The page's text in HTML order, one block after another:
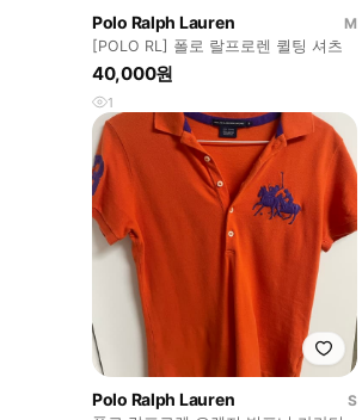
Polo Ralph Lauren
M
[POLO RL] 폴로 랄프로렌 퀼팅 셔츠
40,000원
1
Polo Ralph Lauren
S